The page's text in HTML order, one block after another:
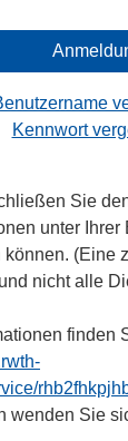
Kennwort
Sie
unter Ihrer
(Eine
nicht alle
finden
wenden Sie